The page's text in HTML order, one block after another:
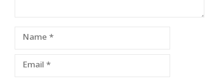
Name
Email